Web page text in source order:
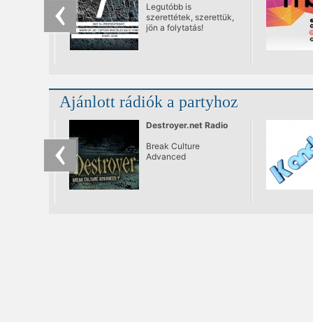
Legutóbb is
szerettétek, szerettük,
jön a folytatás!
Ajánlott rádiók a partyhoz
Destroyer.net Radio
Break Culture
Advanced